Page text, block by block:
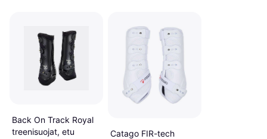
Back On Track Royal
treenisuojat, etu
Catago FIR-tech